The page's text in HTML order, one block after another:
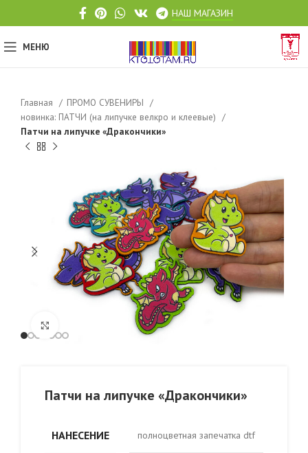
НАШ МАГАЗИН
МЕНЮ
Главная
ПРОМО СУВЕНИРЫ
новинка: ПАТЧИ (на липучке велкро и клеевые)
Патчи на липучке «Дракончики»
Патчи на липучке «Дракончики»
НАНЕСЕНИЕ полноцветная запечатка dtf